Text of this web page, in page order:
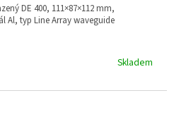
Al, typ Line Array waveguide
Skladem